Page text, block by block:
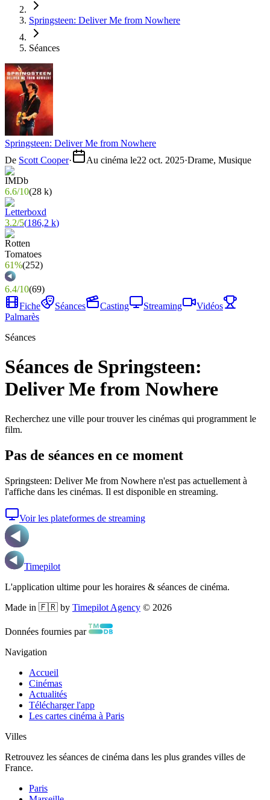
Springsteen: Deliver Me from Nowhere
Séances
Springsteen: Deliver Me from Nowhere
De Scott Cooper· Au cinéma le22 oct. 2025·Drame, Musique
6.6/10(28 k)
3.2/5(186,2 k)
61%(252)
6.4/10(69)
Fiche
Séances Casting Streaming
Vidéos
Palmarès
Séances
Séances de Springsteen:
Deliver Me from Nowhere
Recherchez une ville pour trouver les cinémas qui programment le
film.
Pas de séances en ce moment
Springsteen: Deliver Me from Nowhere n'est pas actuellement à
l'affiche dans les cinémas. Il est disponible en streaming.
Voir les plateformes de streaming
Timepilot
L'application ultime pour les horaires & séances de cinéma.
Made in 🇫🇷 by Timepilot Agency © 2026
Données fournies par
Navigation
Accueil
Cinémas
Actualités
Télécharger l'app
Les cartes cinéma à Paris
Villes
Retrouvez les séances de cinéma dans les plus grandes villes de
France.
Paris